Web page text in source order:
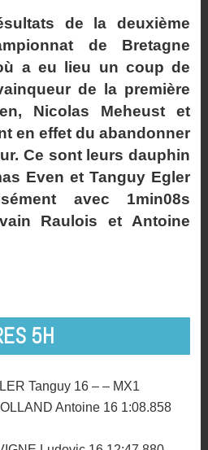
de la deuxième
de Bretagne
a eu lieu un coup de
de la première
Nicolas Meheust et
en effet du abandonner
Ce sont leurs dauphin
Even et Tanguy Egler
avec 1min08s
Raulois et Antoine
5H
Tanguy 16 – – MX1
Antoine 16 1:08.858